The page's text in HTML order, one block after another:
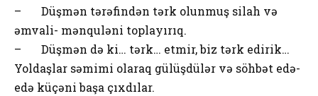
– Düşmən tərəfindən tərk olunmuş silah və
əmvali- mənquləni toplayırıq.
– Düşmən də ki… tərk… etmir, biz tərk edirik…
Yoldaşlar səmimi olaraq gülüşdülər və söhbət edə-
edə küçəni başa çıxdılar.